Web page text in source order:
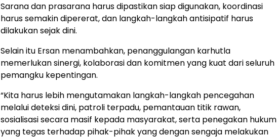
Sarana dan prasarana harus dipastikan siap digunakan, koordinasi
harus semakin dipererat, dan langkah-langkah antisipatif harus
dilakukan sejak dini.
Selain itu Ersan menambahkan, penanggulangan karhutla
memerlukan sinergi, kolaborasi dan komitmen yang kuat dari seluruh
pemangku kepentingan.
“Kita harus lebih mengutamakan langkah-langkah pencegahan
melalui deteksi dini, patroli terpadu, pemantauan titik rawan,
sosialisasi secara masif kepada masyarakat, serta penegakan hukum
yang tegas terhadap pihak-pihak yang dengan sengaja melakukan